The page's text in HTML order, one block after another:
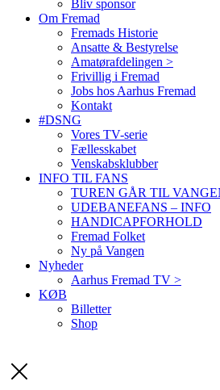
Bliv sponsor
Om Fremad
Fremads Historie
Ansatte & Bestyrelse
Amatørafdelingen >
Frivillig i Fremad
Jobs hos Aarhus Fremad
Kontakt
#DSNG
Vores TV-serie
Fællesskabet
Venskabsklubber
INFO TIL FANS
TUREN GÅR TIL
UDEBANEFANS – INFO
HANDICAPFORHOLD
Fremad Folket
Ny på Vangen
Nyheder
Aarhus Fremad TV >
KØB
Billetter
Shop